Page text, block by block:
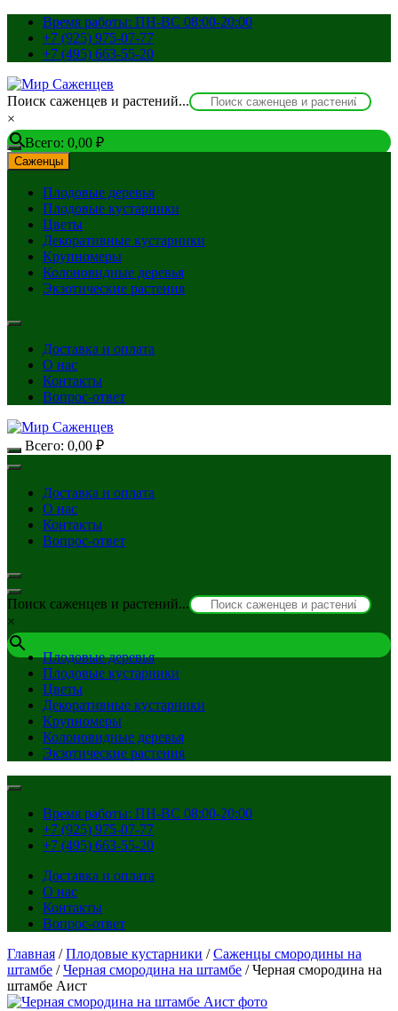
Перейти
содержимому
Время работы: ПН-ВС 08:00-20:00
+7 (925) 975-07-77
+7 (495) 663-55-20
Поиск саженцев и растений...
×
Всего: 0,00 ₽
Саженцы
Плодовые деревья
Плодовые кустарники
Цветы
Декоративные кустарники
Крупномеры
Колоновидные деревья
Экзотические растения
Доставка и оплата
О нас
Контакты
Вопрос-ответ
Всего: 0,00 ₽
Доставка и оплата
О нас
Контакты
Вопрос-ответ
Поиск саженцев и растений...
×
Плодовые деревья
Плодовые кустарники
Цветы
Декоративные кустарники
Крупномеры
Колоновидные деревья
Экзотические растения
Время работы: ПН-ВС 08:00-20:00
+7 (925) 975-07-77
+7 (495) 663-55-20
Доставка и оплата
О нас
Контакты
Вопрос-ответ
Главная /Плодовые кустарники /Саженцы смородины на
штамбе /Черная смородина на штамбе / Черная смородина на
штамбе Аист